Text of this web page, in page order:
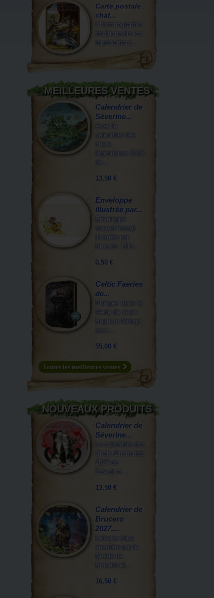
Carte postale
chat...
L'historiographie
traditionnelle les
représentent...
MEILLEURES VENTES
Calendrier de
Séverine...
Avec le
calendrier des
chats
légendaires 2026
de...
13,50 €
Enveloppe
illustrée par...
Enveloppe
moyen format
illustrée par
Brucero. Elle...
0,50 €
Celtic Faeries
de...
Plongez dans la
féerie de Jean-
Baptiste Monge
avec...
55,00 €
Toutes les meilleures ventes
NOUVEAUX PRODUITS
Calendrier de
Séverine...
Le calendrier des
Chats Enchantés
2027 de
Séverine...
13,50 €
Calendrier de
Brucero
2027,...
Laissez-vous
envoûter par le
Druide de
Brucero et...
16,50 €